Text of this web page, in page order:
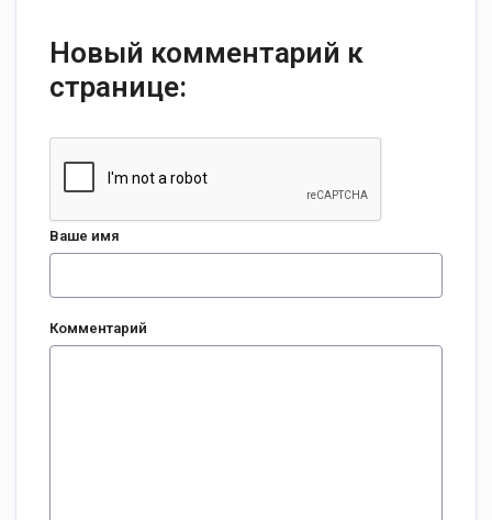
Новый комментарий к
странице:
Ваше имя
Комментарий